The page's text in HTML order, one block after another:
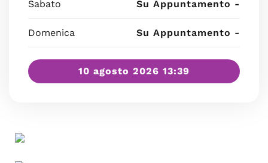
Sabato Su Appuntamento -
Domenica Su Appuntamento -
10 agosto 2026 13:39